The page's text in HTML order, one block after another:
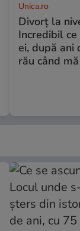
Unica.ro
Divorț la
Incredibil
ei, după ani
rău când